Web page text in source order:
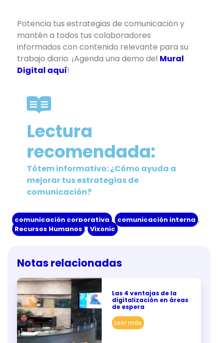
Potencia tus estrategias de comunicación y
mantén a todos tus colaboradores
informados con contenido relevante para su
trabajo diario. ¡Agenda una demo del Mural
Digital aquí!
Lectura
recomendada:
Tótem informativo: ¿Cómo ayuda a
mejorar tus estrategias de
comunicación?
comunicación corporativa , comunicación interna ,
Recursos Humanos , Vixonic
Notas relacionadas
Las 4 ventajas de la
digitalización en áreas
de espera
Leer más